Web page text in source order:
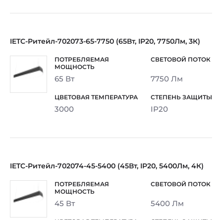
IETC-Ритейл-702073-65-7750 (65Вт, IP20, 7750Лм, 3К)
65 Вт 7750 Лм
3000 IP20
IETC-Ритейл-702074-45-5400 (45Вт, IP20, 5400Лм, 4К)
45 Вт 5400 Лм